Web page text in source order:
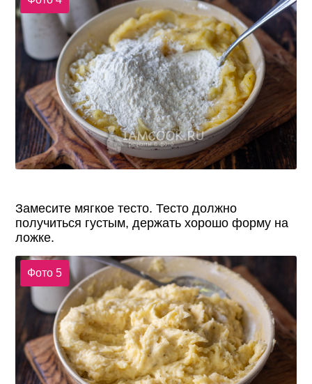
Замесите мягкое тесто. Тесто должно
получиться густым, держать хорошо форму на
ложке.
Фото 5